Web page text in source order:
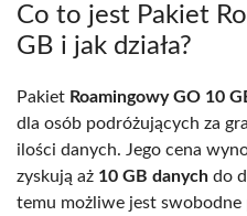
Co to jest Pakiet
GB i jak działa?
Pakiet Roamingowy GO 10
dla osób podróżujących za
ilości danych. Jego cena
zyskują aż 10 GB danych do
temu możliwe jest